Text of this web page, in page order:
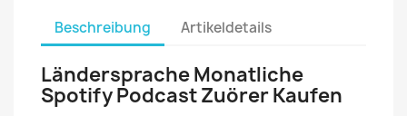
Beschreibung Artikeldetails
Ländersprache Monatliche
Spotify Podcast Zuörer Kaufen